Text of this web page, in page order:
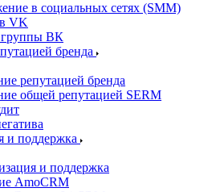
в социальных сетях (SMM)
VK
группы ВК
бренда
репутацией бренда
общей репутацией SERM
и поддержка
и поддержка
AmoCRM